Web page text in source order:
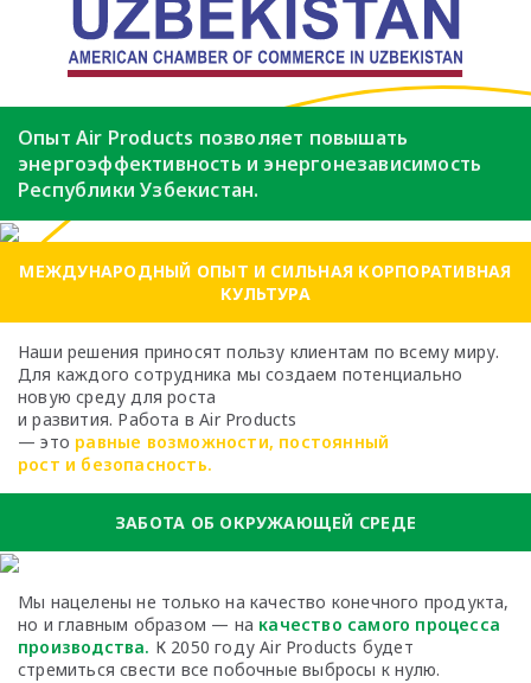
Опыт Air Products позволяет повышать
энергоэффективность и энергонезависимость
Республики Узбекистан.
МЕЖДУНАРОДНЫЙ ОПЫТ И СИЛЬНАЯ КОРПОРАТИВНАЯ
КУЛЬТУРА
Наши решения приносят пользу клиентам по всему миру.
Для каждого сотрудника мы создаем потенциально
новую среду для роста
и развития. Работа в Air Products
— это равные возможности, постоянный
рост и безопасность.
ЗАБОТА ОБ ОКРУЖАЮЩЕЙ СРЕДЕ
Мы нацелены не только на качество конечного продукта,
но и главным образом — на качество самого процесса
производства. К 2050 году Air Products будет
стремитьсясвести все побочные выбросы к нулю.